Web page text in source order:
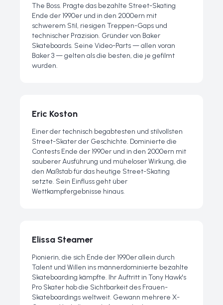
The Boss. Prägte das bezahlte Street-Skating
Ende der 1990er und in den 2000ern mit
schwerem Stil, riesigen Treppen-Gaps und
technischer Präzision. Gründer von Baker
Skateboards. Seine Video-Parts — allen voran
Baker 3 — gelten als die besten, die je gefilmt
wurden.
Eric Koston
Einer der technisch begabtesten und stilvollsten
Street-Skater der Geschichte. Dominierte die
Contests Ende der 1990er und in den 2000ern mit
sauberer Ausführung und müheloser Wirkung, die
den Maßstab für das heutige Street-Skating
setzte. Sein Einfluss geht über
Wettkampfergebnisse hinaus.
Elissa Steamer
Pionierin, die sich Ende der 1990er allein durch
Talent und Willen ins männerdominierte bezahlte
Skateboarding kämpfte. Ihr Auftritt in Tony Hawk's
Pro Skater hob die Sichtbarkeit des Frauen-
Skateboardings weltweit. Gewann mehrere X-